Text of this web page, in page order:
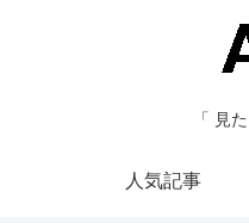
「 見
人気記事